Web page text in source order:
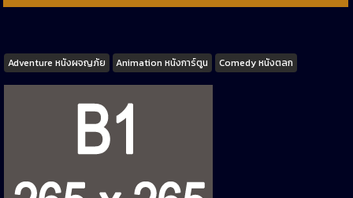
Tags
Adventure หนังผจญภัย Animation หนังการ์ตูน Comedy หนังตลก